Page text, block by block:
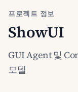
프로젝트 정보
ShowUI
GUI Agent 및
모델